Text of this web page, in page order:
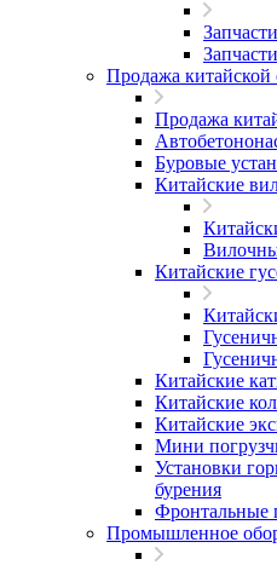
Продажа китайской
Продажа
Буровые
Китайские
Китайские
Китайские
Китайские
Китайские
Мини
Установки
бурения
Фронтальные
Промышленное